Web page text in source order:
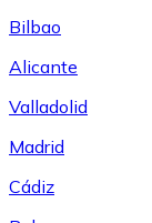
Bilbao
Alicante
Valladolid
Madrid
Cádiz